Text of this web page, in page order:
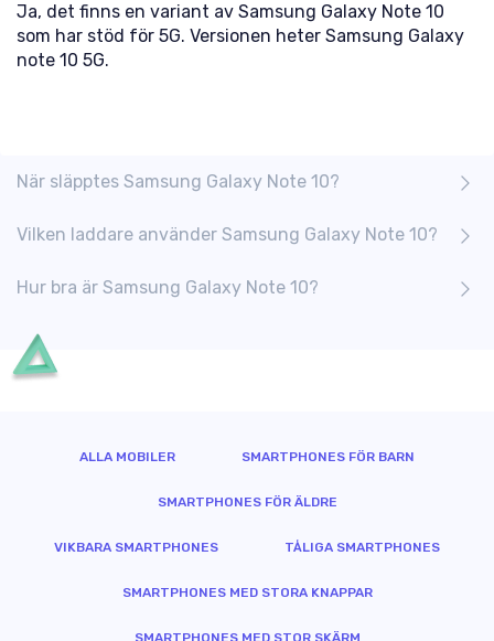
Ja, det finns en variant av Samsung Galaxy Note 10
som har stöd för 5G. Versionen heter Samsung Galaxy
note 10 5G.
När släpptes Samsung Galaxy Note 10?
Vilken laddare använder Samsung Galaxy Note 10?
Hur bra är Samsung Galaxy Note 10?
ALLA MOBILER SMARTPHONES FÖR BARN
SMARTPHONES FÖR ÄLDRE
VIKBARA SMARTPHONES TÅLIGA SMARTPHONES
SMARTPHONES MED STORA KNAPPAR
SMARTPHONES MED STOR SKÄRM